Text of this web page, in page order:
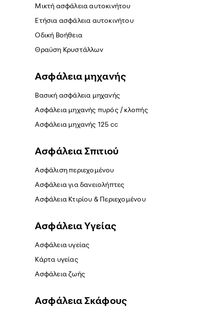
Μικτή ασφάλεια αυτοκινήτου
Ετήσια ασφάλεια αυτοκινήτου
Οδική Βοήθεια
Θραύση Κρυστάλλων
Ασφάλεια μηχανής
Βασική ασφάλεια μηχανής
Ασφάλεια μηχανής πυρός / κλοπής
Ασφάλεια μηχανής 125 cc
Ασφάλεια Σπιτιού
Ασφάλιση περιεχομένου
Ασφάλεια για δανειολήπτες
Ασφάλεια Κτιρίου & Περιεχομένου
Ασφάλεια Yγείας
Ασφάλεια υγείας
Κάρτα υγείας
Ασφάλεια ζωής
Ασφάλεια Σκάφους